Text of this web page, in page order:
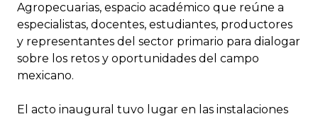
Agropecuarias, espacio académico que reúne a
especialistas, docentes, estudiantes, productores
y representantes del sector primario para dialogar
sobre los retos y oportunidades del campo
mexicano.
El acto inaugural tuvo lugar en las instalaciones